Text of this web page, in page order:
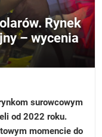
Rynek
– wycenia
surowcowym
od 2022 roku.
momencie do